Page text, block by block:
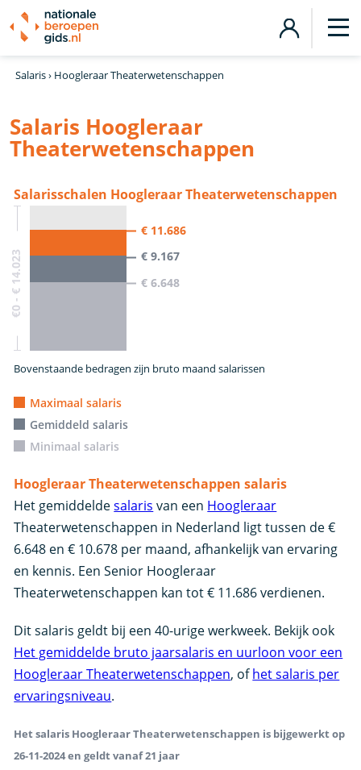
Salaris› Hoogleraar Theaterwetenschappen
Salaris Hoogleraar
Theaterwetenschappen
Salarisschalen Hoogleraar Theaterwetenschappen
€0 - € 14.023
€ 11.686
€ 9.167
€ 6.648
Bovenstaande bedragen zijn bruto maand salarissen
Maximaal salaris
Gemiddeld salaris
Minimaal salaris
Hoogleraar Theaterwetenschappen salaris
Het gemiddeldesalaris van een Hoogleraar
Theaterwetenschappen in Nederland ligt tussen de €
6.648 en € 10.678 per maand, afhankelijk van ervaring
en kennis. Een Senior Hoogleraar
Theaterwetenschappen kan tot € 11.686 verdienen.
Dit salaris geldt bij een 40-urige werkweek. Bekijk ook
Het gemiddelde bruto jaarsalaris en uurloon voor een
Hoogleraar Theaterwetenschappen, ofhet salaris per
ervaringsniveau.
Het salaris Hoogleraar Theaterwetenschappen is bijgewerkt op
26-11-2024 en geldt vanaf 21 jaar